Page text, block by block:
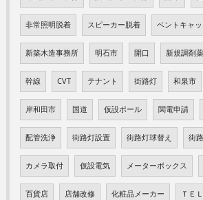
非常照明脱着 スピーカー脱着 ベントキャ
新築木造事務所 明石市 開口 新規調剤
幹線 CVT テナント 街路灯 和泉市
岸和田市 国道 仮設ポール 関電申請
配管洗浄 街路灯設置 街路灯球替え 街
カメラ取付 仮設電気 メーターボックス
百貨店 店舗改修 化粧品メーカー ＴＥＬ